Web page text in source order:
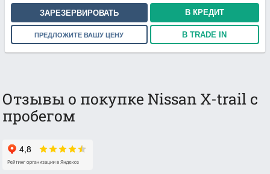
ЗАРЕЗЕРВИРОВАТЬ В КРЕДИТ
ПРЕДЛОЖИТЕ ВАШУ ЦЕНУ В TRADE IN
Отзывы о покупке Nissan X-trail с
пробегом